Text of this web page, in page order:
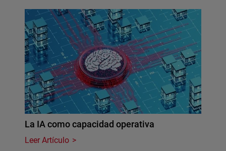
La IA como capacidad operativa
Leer Artículo